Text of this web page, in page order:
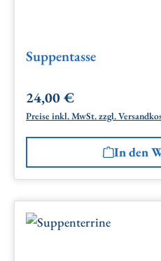
Suppentasse
Regulärer Preis:
24,00 €
Preise inkl. MwSt. zzgl.
In den